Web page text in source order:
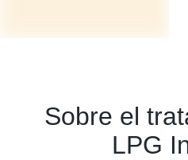
Sobre el
LPG